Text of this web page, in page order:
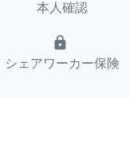
本人確認
lock
シェアワーカー保険